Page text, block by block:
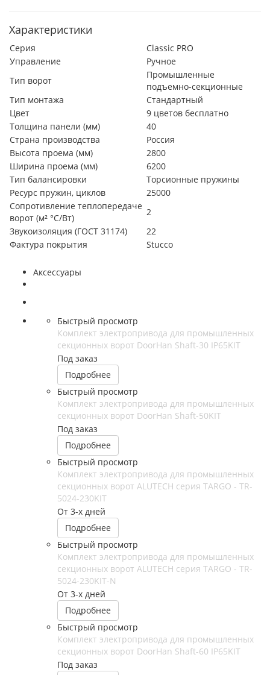
Характеристики
Серия
Classic PRO
Управление
Ручное
Тип ворот
Промышленные
подъемно-секционные
Тип монтажа
Стандартный
Цвет
9 цветов бесплатно
Толщина панели (мм)
40
Страна производства
Россия
Высота проема (мм)
2800
Ширина проема (мм)
6200
Тип балансировки
Торсионные пружины
Ресурс пружин, циклов
25000
Сопротивление теплопередаче
ворот (м² °С/Вт)
2
Звукоизоляция (ГОСТ 31174)
22
Фактура покрытия
Stucco
Аксессуары
Быстрый просмотр
Комплект электропривода для промышленных
секционных ворот DoorHan Shaft-30 IP65KIT
Под заказ
Подробнее
Быстрый просмотр
Комплект электропривода для промышленных
секционных ворот DoorHan Shaft-50KIT
Под заказ
Подробнее
Быстрый просмотр
Комплект электропривода для промышленных
секционных ворот ALUTECH серия TARGO - TR-
5024-230KIT
От 3-х дней
Подробнее
Быстрый просмотр
Комплект электропривода для промышленных
секционных ворот ALUTECH серия TARGO - TR-
5024-230KIT-N
От 3-х дней
Подробнее
Быстрый просмотр
Комплект электропривода для промышленных
секционных ворот DoorHan Shaft-60 IP65KIT
Под заказ